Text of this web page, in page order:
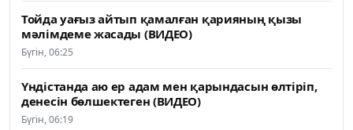
Тойда уағыз айтып қамалған қарияның қызы
мәлімдеме жасады (ВИДЕО)
Бүгін, 06:25
Үндістанда аю ер адам мен қарындасын өлтіріп,
денесін бөлшектеген (ВИДЕО)
Бүгін, 06:19